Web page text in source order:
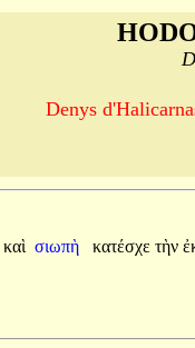
Denys
καὶ σιωπὴ κατέσχε τὴν